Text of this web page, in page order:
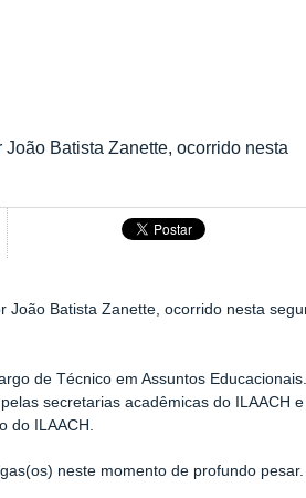
Batista Zanette, ocorrido nesta
João Batista Zanette, ocorrido nesta
de Técnico em Assuntos Educacionais.
secretarias acadêmicas do ILAACH
do ILAACH.
neste momento de profundo pesar.